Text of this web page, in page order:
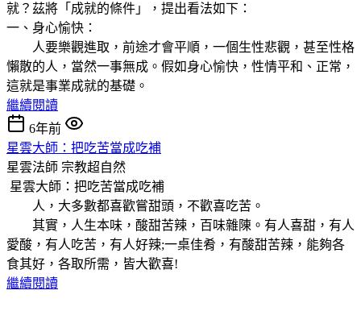
就？茲將「成就的條件」，提出看法如下：
一、身心愉快：
人要樂觀進取，前途才會平順，一個生性悲觀，甚至性格
懶散的人，當然一事無成。假如身心愉快，性情平和、正常，
這就是事業成就的基礎。
繼續閱讀
6年前
星雲大師：把吃苦當成吃補
星雲法師 宗教超自然
星雲大師：把吃苦當成吃補
人，大多數都喜歡嘗甜頭，不歡喜吃苦。
其實，人生本味，酸甜苦辣，百味雜陳。有人喜甜，有人
愛酸，有人吃苦，有人好辣;一桌佳肴，有酸甜苦辣，能夠各
食其好，各取所需，皆大歡喜!
繼續閱讀